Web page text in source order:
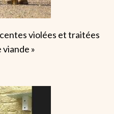
violées et traitées
viande »